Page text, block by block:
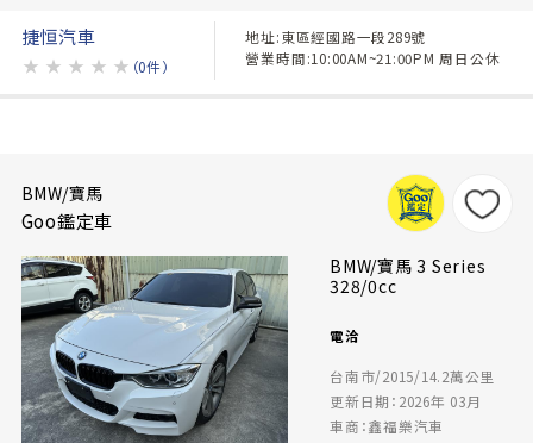
捷恒汽車
★ ★ ★ ★ ★ （0件）
地址:東區經國路一段289號
營業時間:10:00AM~21:00PM 周日公休
BMW/寶馬
Goo鑑定車
BMW/寶馬 3 Series
328/0cc
電洽
台南市/2015/14.2萬公里
更新日期：2026年 03月
車商：鑫福樂汽車